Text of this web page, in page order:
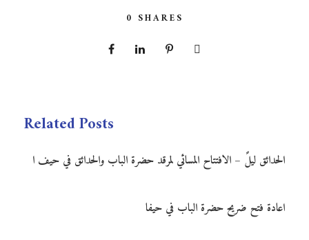
0 SHARES
Related Posts
الحدائق ليلً – الافتتاح المسائي لمرقد حضرة الباب والحدائق في حيف ا
اعادة فتح ضريح حضرة الباب في حيفا